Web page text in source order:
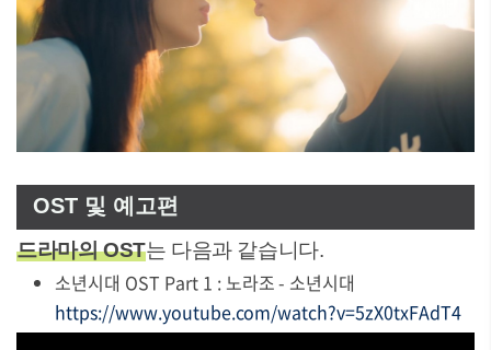
OST 및 예고편
드라마의 OST는 다음과 같습니다.
소년시대 OST Part 1 : 노라조 - 소년시대
https://www.youtube.com/watch?v=5zX0txFAdT4